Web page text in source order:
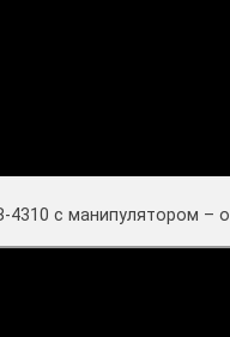
с манипулятором –